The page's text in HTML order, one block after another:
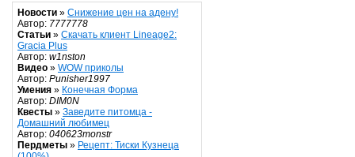
Новости » Снижение цен на адену!
Автор: 7777778
Статьи » Скачать клиент Lineage2:
Gracia Plus
Автор: w1nston
Видео » WOW приколы
Автор: Punisher1997
Умения » Конечная Форма
Автор: DIM0N
Квесты » Заведите питомца -
Домашний любимец
Автор: 040623monstr
Пердметы » Рецепт: Тиски Кузнеца